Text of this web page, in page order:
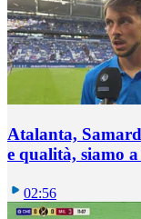
Atalanta,
e qualità, siamo
02:56